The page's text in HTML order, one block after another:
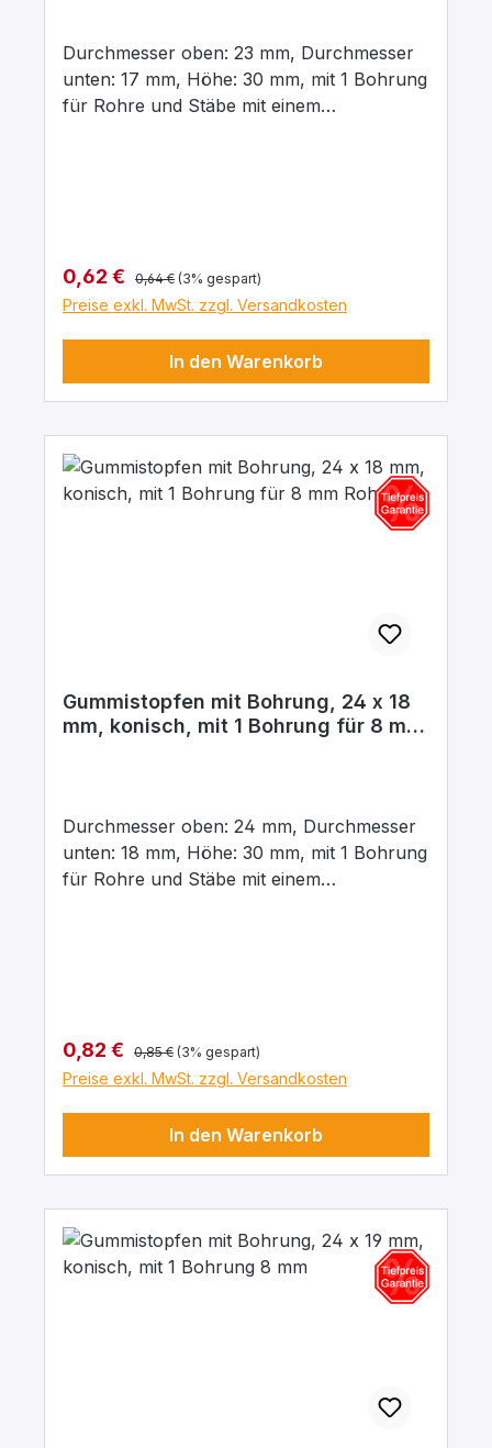
Durchmesser oben: 23 mm, Durchmesser
unten: 17 mm, Höhe: 30 mm, mit 1 Bohrung
für Rohre und Stäbe mit einem
Verkaufspreis:
0,62 € Regulärer Preis:
0,64 € (3% gespart)
Preise exkl. MwSt. zzgl. Versandkosten
In den Warenkorb
Gummistopfen mit Bohrung, 24 x 18
mm, konisch, mit 1 Bohrung für 8 mm
Durchmesser oben: 24 mm, Durchmesser
unten: 18 mm, Höhe: 30 mm, mit 1 Bohrung
für Rohre und Stäbe mit einem
Verkaufspreis:
0,82 € Regulärer Preis:
0,85 € (3% gespart)
Preise exkl. MwSt. zzgl. Versandkosten
In den Warenkorb